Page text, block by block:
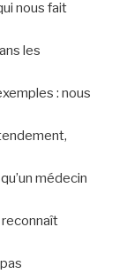
nous fait
les
: nous
médecin
reconnaît